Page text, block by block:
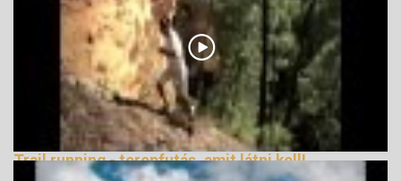
Trail running - terepfutás, amit látni kell!